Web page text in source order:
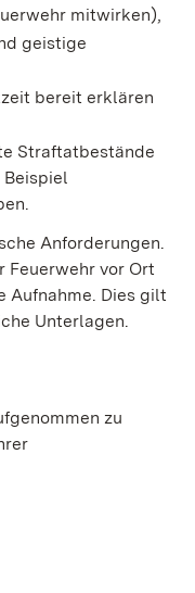
mitwirken),
geistige
bereit erklären
Straftatbestände
Beispiel
Anforderungen.
Feuerwehr vor Ort
Aufnahme. Dies gilt
Unterlagen.
zu